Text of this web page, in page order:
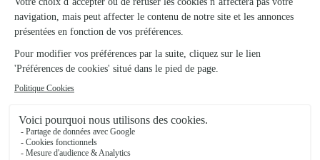
★★★★ ★4.6 (56)
68, rue Mage
Voir la boutique